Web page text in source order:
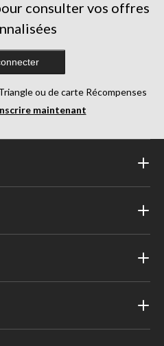
consulter vos offres
ou de carte Récompenses
maintenant